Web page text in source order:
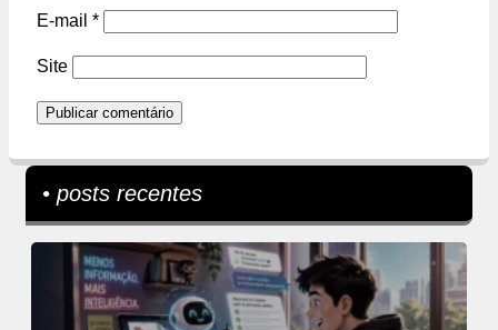
E-mail *
Site
• posts recentes